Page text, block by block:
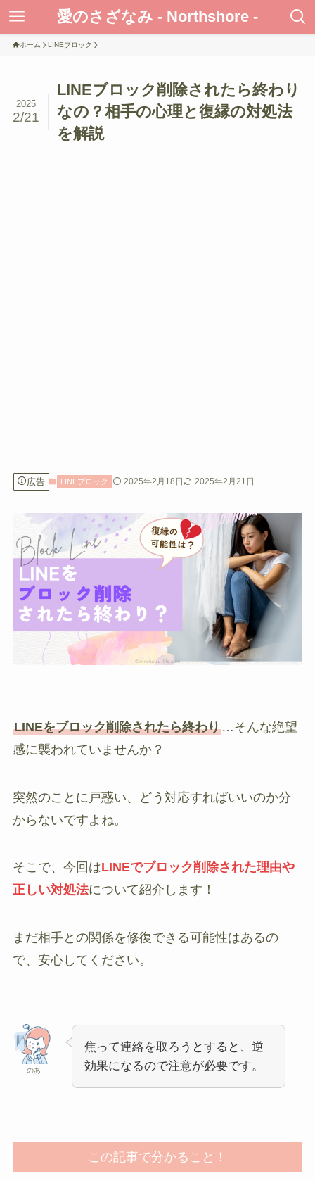
愛のさざなみ - Northshore -
ホーム LINEブロック
LINEブロック削除されたら終わり
なの？相手の心理と復縁の対処法
を解説
2025
2/21
広告 LINEブロック 2025年2月18日 2025年2月21日
LINEをブロック削除されたら終わり…そんな絶望
感に襲われていませんか？
突然のことに戸惑い、どう対応すればいいのか分
からないですよね。
そこで、今回はLINEでブロック削除された理由や
正しい対処法について紹介します！
まだ相手との関係を修復できる可能性はあるの
で、安心してください。
のあ
焦って連絡を取ろうとすると、逆
効果になるので注意が必要です。
この記事で分かること！